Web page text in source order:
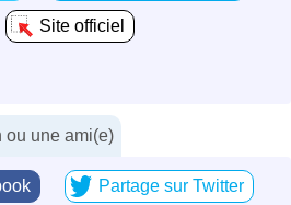
Site officiel
ou une ami(e)
Partage sur Twitter